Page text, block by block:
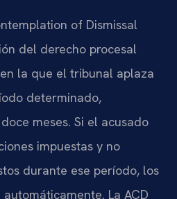
of Dismissal
del derecho procesal
la que el tribunal aplaza
determinado,
meses. Si el acusado
impuestas y no
durante ese período, los
La ACD